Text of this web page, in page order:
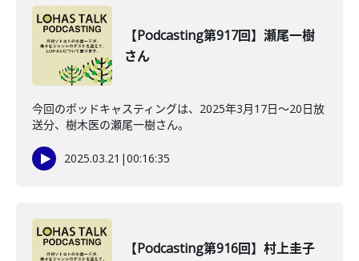
【Podcasting第917回】瀬尾一樹
さん
今回のポッドキャスティングは、2025年3月17日～20日放
送分、樹木医の瀬尾一樹さん。
2025.03.21 |00:16:35
【Podcasting第916回】村上圭子